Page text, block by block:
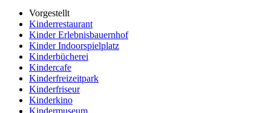
Vorgestellt
Kinderrestaurant
Kinder Erlebnisbauernhof
Kinder Indoorspielplatz
Kinderbücherei
Kindercafe
Kinderfreizeitpark
Kinderfriseur
Kinderkino
Kindermuseum